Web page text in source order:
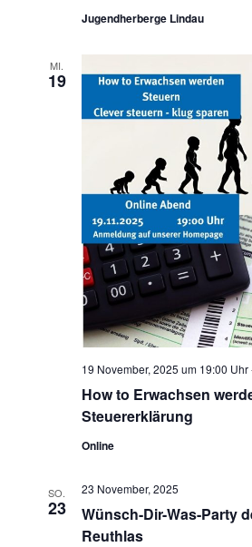
Jugendherberge Lindau
MI.
19
How to Erwachsen
Steuererklärung
19 November, 2025 um 19:00 Uhr
Online
SO.
23
Wünsch-Dir-Was-Party
Reuthlas
23 November, 2025